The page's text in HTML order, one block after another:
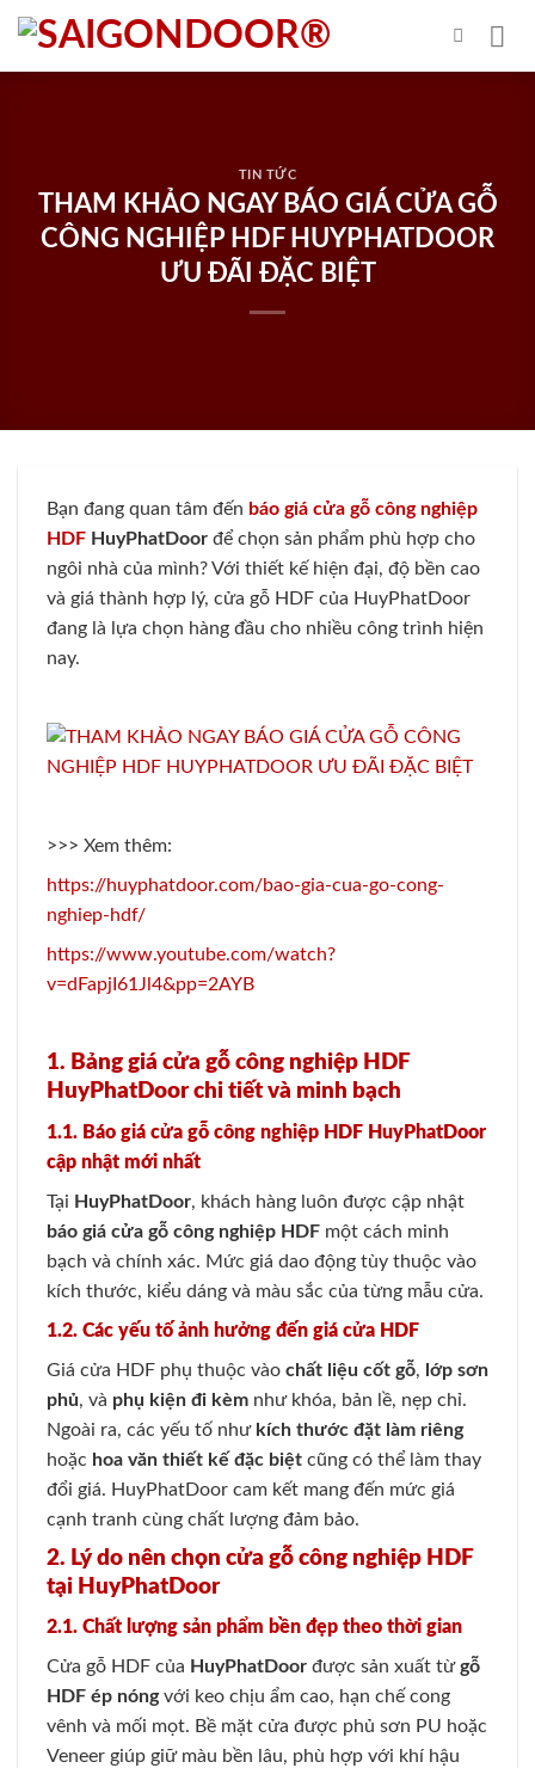
Skip
content
TIN TỨC
THAM KHẢO NGAY BÁO GIÁ CỬA GỖ
CÔNG NGHIỆP HDF HUYPHATDOOR
ƯU ĐÃI ĐẶC BIỆT
Bạn đang quan tâm đến báo giá cửa gỗ công nghiệp
HDF HuyPhatDoor để chọn sản phẩm phù hợp cho
ngôi nhà của mình? Với thiết kế hiện đại, độ bền cao
và giá thành hợp lý, cửa gỗ HDF của HuyPhatDoor
đang là lựa chọn hàng đầu cho nhiều công trình hiện
nay.
>>> Xem thêm:
https://huyphatdoor.com/bao-gia-cua-go-cong-
nghiep-hdf/
https://www.youtube.com/watch?
v=dFapjI61Jl4&pp=2AYB
1. Bảng giá cửa gỗ công nghiệp HDF
HuyPhatDoor chi tiết và minh bạch
1.1. Báo giá cửa gỗ công nghiệp HDF HuyPhatDoor
cập nhật mới nhất
Tại HuyPhatDoor, khách hàng luôn được cập nhật
báo giá cửa gỗ công nghiệp HDF một cách minh
bạch và chính xác. Mức giá dao động tùy thuộc vào
kích thước, kiểu dáng và màu sắc của từng mẫu cửa.
1.2. Các yếu tố ảnh hưởng đến giá cửa HDF
Giá cửa HDF phụ thuộc vào chất liệu cốt gỗ, lớp sơn
phủ, và phụ kiện đi kèm như khóa, bản lề, nẹp chỉ.
Ngoài ra, các yếu tố như kích thước đặt làm riêng
hoặc hoa văn thiết kế đặc biệt cũng có thể làm thay
đổi giá. HuyPhatDoor cam kết mang đến mức giá
cạnh tranh cùng chất lượng đảm bảo.
2. Lý do nên chọn cửa gỗ công nghiệp HDF
tại HuyPhatDoor
2.1. Chất lượng sản phẩm bền đẹp theo thời gian
Cửa gỗ HDF của HuyPhatDoor được sản xuất từgỗ
HDF ép nóngvới keo chịu ẩm cao, hạn chế cong
vênh và mối mọt. Bề mặt cửa được phủ sơn PU hoặc
Veneer giúp giữ màu bền lâu, phù hợp với khí hậu